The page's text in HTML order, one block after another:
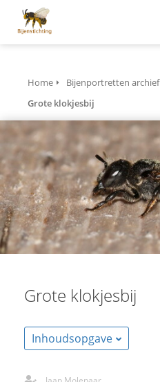
Home Bijenportretten archief
Grote klokjesbij
Grote klokjesbij
Inhoudsopgave